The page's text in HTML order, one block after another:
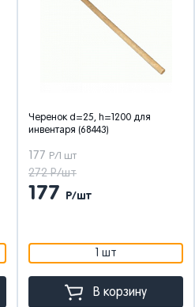
Черенок d=25, h=1200 для
инвентаря (68443)
177 Р/1 шт
272 Р/шт
177 Р/шт
1 шт
В корзину